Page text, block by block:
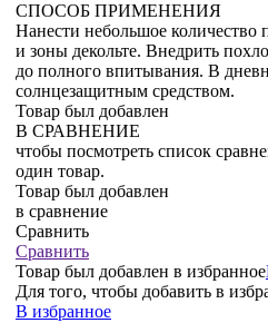
СПОСОБ ПРИМЕНЕНИЯ
Нанести небольшое количество
и зоны декольте. Внедрить
до полного впитывания. В
солнцезащитным средством.
Товар был добавлен
В СРАВНЕНИЕ
чтобы посмотреть список
один товар.
Товар был добавлен
в сравнение
Сравнить
Сравнить
Товар был добавлен в избранное
Для того, чтобы добавить в
В избранное